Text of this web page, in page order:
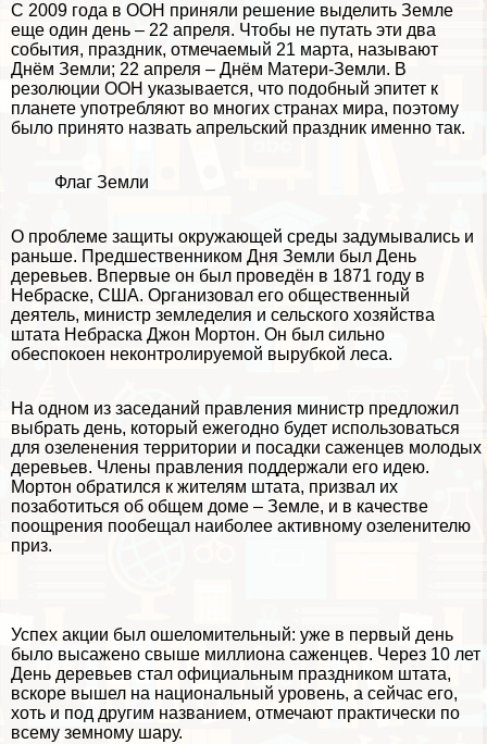
С 2009 года в ООН приняли решение выделить Земле
еще один день – 22 апреля. Чтобы не путать эти два
события, праздник, отмечаемый 21 марта, называют
Днём Земли; 22 апреля – Днём Матери-Земли. В
резолюции ООН указывается, что подобный эпитет к
планете употрeбляют во многих странах мира, поэтому
было принято назвать апрельский праздник именно так.
Флаг Земли
О проблеме защиты окружающей среды задумывались и
раньше. Предшественником Дня Земли был День
деревьев. Впервые он был проведён в 1871 году в
Небраске, США. Организовал его общественный
деятель, министр земледелия и сельского хозяйства
штата Небраска Джон Мортон. Он был сильно
обеспокоен неконтролируемой вырубкой леса.
На одном из заседаний правления министр предложил
выбрать день, который ежегодно будет использоваться
для озеленения территории и посадки саженцев молодых
деревьев. Члeны правления поддержали его идею.
Мортон обратился к жителям штата, призвал их
позаботиться об общем доме – Земле, и в качестве
поощрения пообещал наиболее активному озеленителю
приз.
Успех акции был ошеломительный: уже в первый день
было высажено свыше миллиона саженцев. Через 10 лет
День деревьев стал официальным праздником штата,
вскоре вышел на национальный уровень, а сейчас его,
хоть и под другим названием, отмечают пpaктически по
всему земному шару.